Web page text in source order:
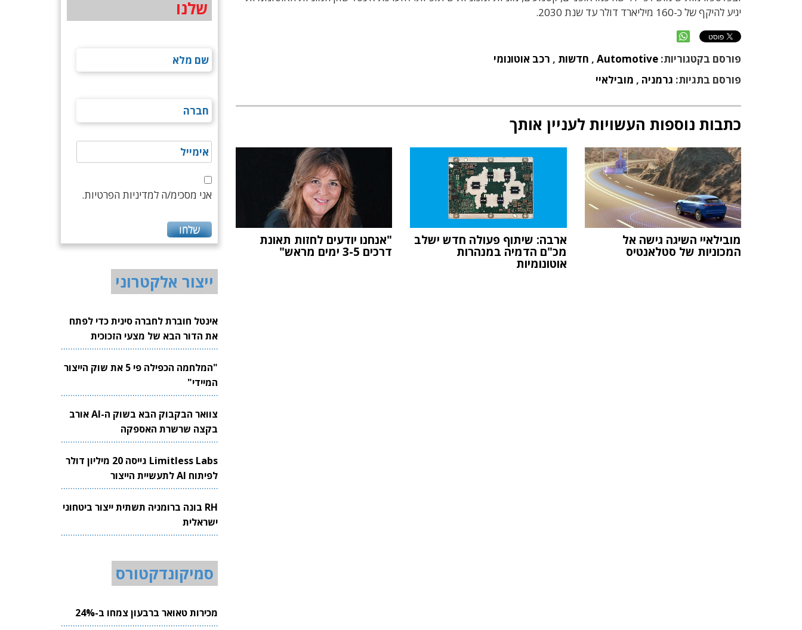
יגיע להיקף של כ-160 מיליארד דולר עד שנת 2030.
פורסם בקטגוריות: Automotive
, חדשות , רכב אוטונומי
פורסם בתגיות: גרמניה , מובילאיי
כתבות נוספות העשויות לעניין אותך
מובילאיי השיגה גישה אל
המכוניות של סטלאנטיס
ארבה: שיתוף פעולה חדש ישלב
מכ"ם הדמיה במנהרות
אוטונומיות
"אנחנו יודעים לחזות תאונת
דרכים 3-5 ימים מראש"
שלנו
אני מסכימ/ה למדיניות הפרטיות.
ייצור אלקטרוני
אינטל חוברת לחברה סינית כדי לפתח
את הדור הבא של מצעי הזכוכית
לשבבים
"המלחמה הכפילה פי 5 את שוק הייצור
המיידי"
צוואר הבקבוק הבא בשוק ה-AI אורב
בקצה שרשרת האספקה
Limitless Labs גייסה 20 מיליון דולר
לפיתוח AI לתעשיית הייצור
RH בונה ברומניה תשתית ייצור ביטחוני
ישראלית
סמיקונדקטורס
מכירות טאואר ברבעון צמחו ב-24%